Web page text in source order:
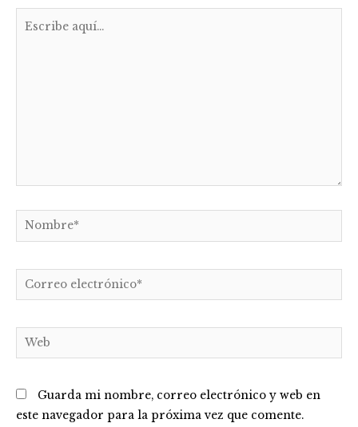
Nombre*
Correo
electrónico*
Web
Guarda mi nombre, correo electrónico y web en
este navegador para la próxima vez que comente.